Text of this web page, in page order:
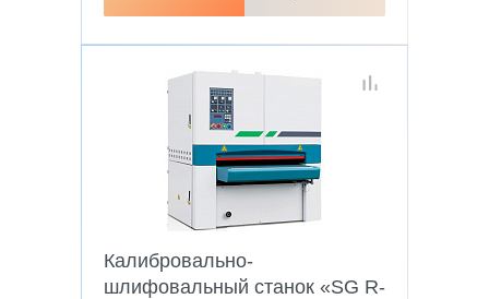
Калибровально-
шлифовальный станок «SG R-